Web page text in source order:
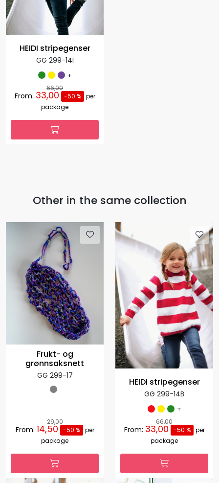
HEIDI stripegenser
GG 299-14I
+
66,00
From: 33,00 -50 %
per
package
Other in the same collection
Frukt- og
grønnsaksnett
GG 299-17
29,00
From: 14,50 -50 %
per
package
HEIDI stripegenser
GG 299-14B
+
66,00
From: 33,00 -50 %
per
package